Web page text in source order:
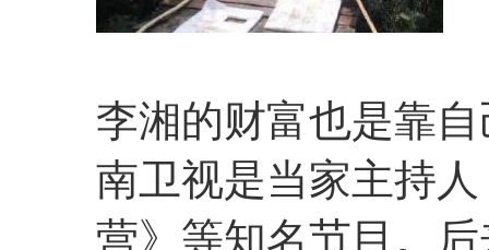
李湘的财富也是靠
南卫视是当家主持
营》等知名节目。